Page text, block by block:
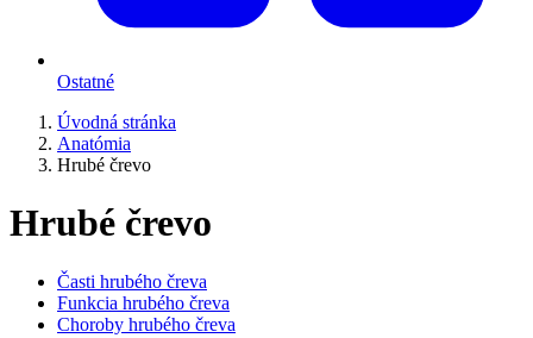
Ostatné
Úvodná stránka
Anatómia
Hrubé črevo
Hrubé črevo
Časti hrubého čreva
Funkcia hrubého čreva
Choroby hrubého čreva